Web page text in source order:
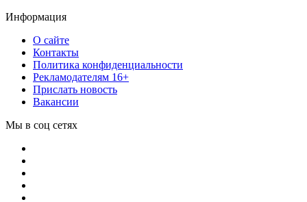
Информация
О сайте
Контакты
Политика конфиденциальности
Рекламодателям 16+
Прислать новость
Вакансии
Мы в соц сетях